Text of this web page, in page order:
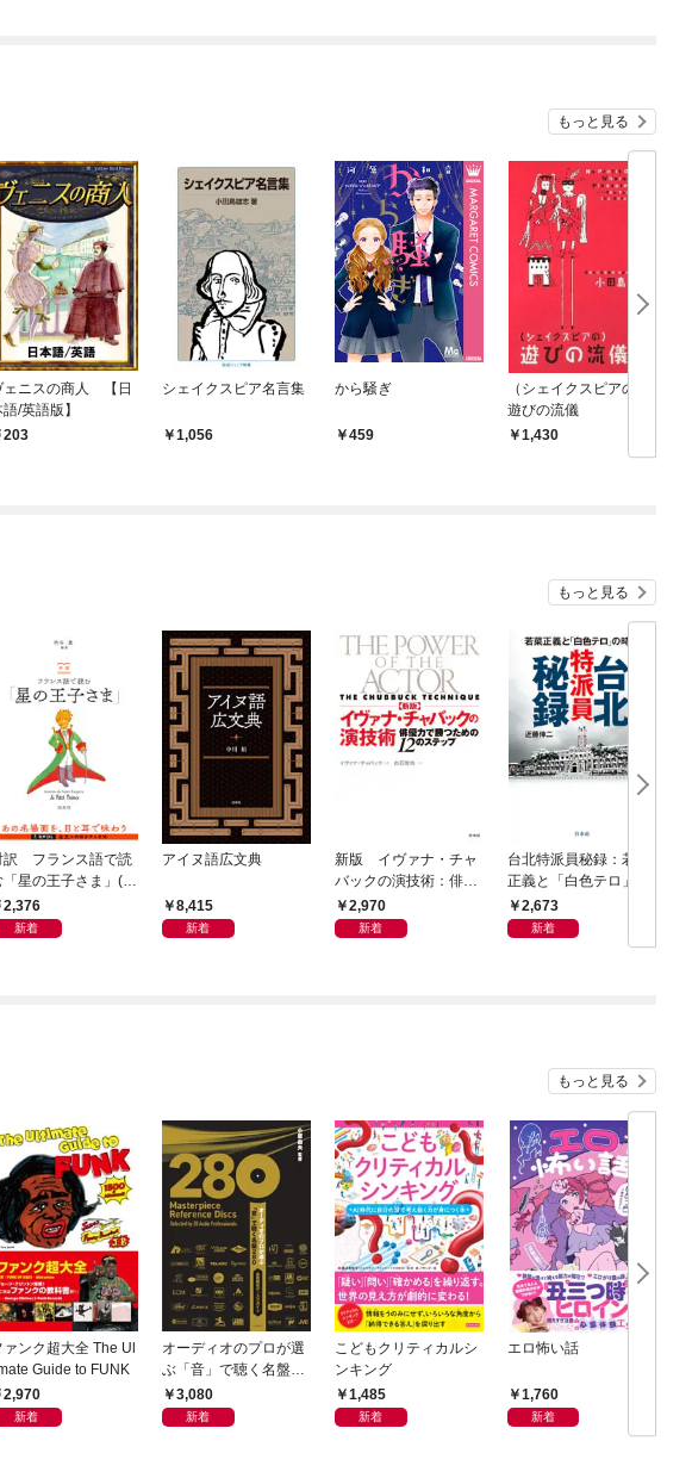
もっと見る
ェニスの商人 【日
語/英語版】
203
シェイクスピア名言集
1,056
から騒ぎ
459
（シェイクスピアの）
遊びの流儀
1,430
もっと見る
訳 フランス語で読
「星の王子さま」(音
DL付)
2,376
新着
アイヌ語広文典
8,415
新着
新版 イヴァナ・チャ
バックの演技術：俳優
力で勝つための12のス
テップ
2,970
新着
台北特派員秘録：若菜
正義と「白色テロ」の
時代2,673
新着
もっと見る
ァンク超大全 The Ul
Guide to FUNK
2,970
新着
オーディオのプロが選
ぶ「音」で聴く名盤28
0——音質探究ディス
クガイド
3,080
新着
こどもクリティカルシ
ンキング
1,485
新着
エロ怖い話
1,760
新着